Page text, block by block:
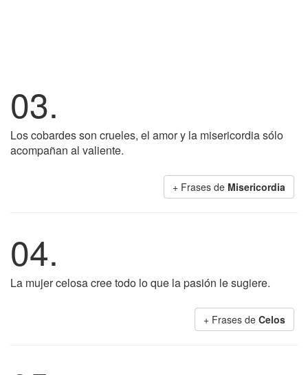
03.
Los cobardes son crueles, el amor y la misericordia sólo
acompañan al valiente.
+ Frases de Misericordia
04.
La mujer celosa cree todo lo que la pasión le sugiere.
+ Frases de Celos